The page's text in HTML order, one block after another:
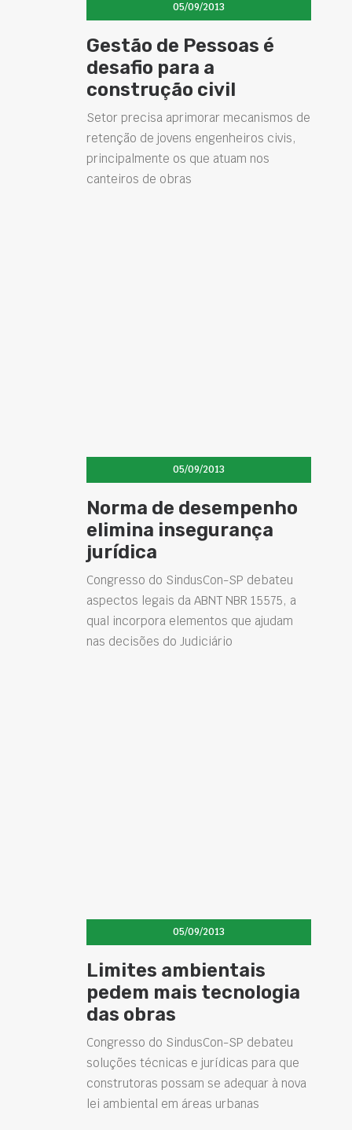
05/09/2013
Gestão de Pessoas é
desafio para a
construção civil
Setor precisa aprimorar mecanismos de
retenção de jovens engenheiros civis,
principalmente os que atuam nos
canteiros de obras
05/09/2013
Norma de desempenho
elimina insegurança
jurídica
Congresso do SindusCon-SP debateu
aspectos legais da ABNT NBR 15575, a
qual incorpora elementos que ajudam
nas decisões do Judiciário
05/09/2013
Limites ambientais
pedem mais tecnologia
das obras
Congresso do SindusCon-SP debateu
soluções técnicas e jurídicas para que
construtoras possam se adequar à nova
lei ambiental em áreas urbanas